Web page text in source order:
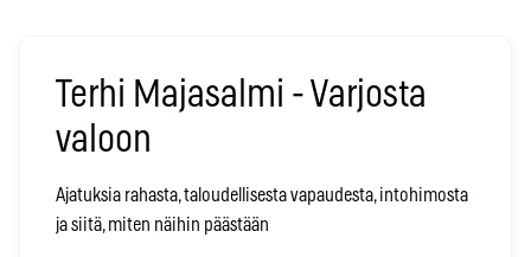
Terhi Majasalmi - Varjosta
valoon
Ajatuksia rahasta, taloudellisesta vapaudesta, intohimosta
ja siitä, miten näihin päästään